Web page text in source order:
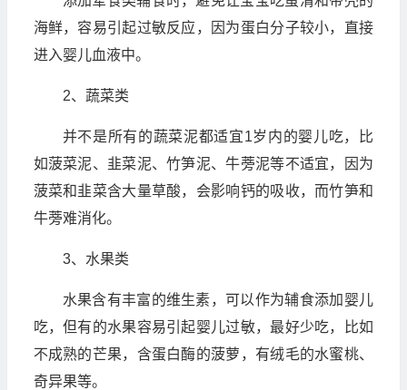
海鲜，容易引起过敏反应，因为蛋白分子较小，直接
进入婴儿血液中。
2、蔬菜类
并不是所有的蔬菜泥都适宜1岁内的婴儿吃，比
如菠菜泥、韭菜泥、竹笋泥、牛蒡泥等不适宜，因为
菠菜和韭菜含大量草酸，会影响钙的吸收，而竹笋和
牛蒡难消化。
3、水果类
水果含有丰富的维生素，可以作为辅食添加婴儿
吃，但有的水果容易引起婴儿过敏，最好少吃，比如
不成熟的芒果，含蛋白酶的菠萝，有绒毛的水蜜桃、
奇异果等。